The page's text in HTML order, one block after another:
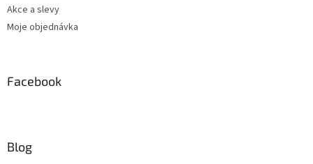
Akce a slevy
Moje objednávka
Facebook
Blog